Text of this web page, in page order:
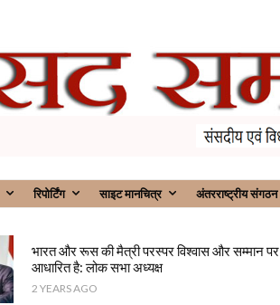
रिपोर्टिंग साइट मानचित्र अंतरराष्ट्रीय संगठन
भारत और रूस की मैत्री परस्पर विश्वास और सम्मान पर
आधारित है: लोक सभा अध्यक्ष
2 YEARS AGO